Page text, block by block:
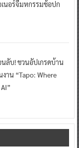
เนอร์จี้มหกรรมช้อปก
ลับ! ชวนอัปเกรดบ้าน
าน “Tapo: Where